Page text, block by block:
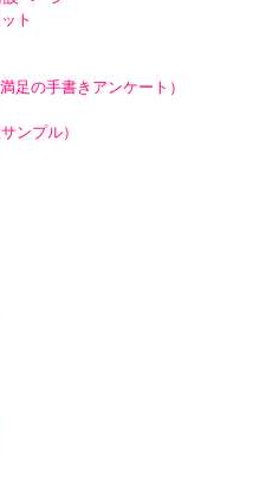
ト
足の手書きアンケート）
ンプル）